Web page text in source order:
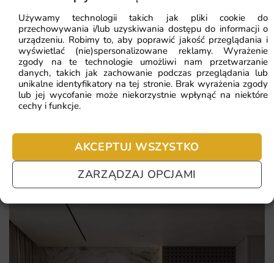
Używamy technologii takich jak pliki cookie do
przechowywania i/lub uzyskiwania dostępu do informacji o
urządzeniu. Robimy to, aby poprawić jakość przeglądania i
wyświetlać (nie)spersonalizowane reklamy. Wyrażenie
zgody na te technologie umożliwi nam przetwarzanie
danych, takich jak zachowanie podczas przeglądania lub
unikalne identyfikatory na tej stronie. Brak wyrażenia zgody
lub jej wycofanie może niekorzystnie wpłynąć na niektóre
cechy i funkcje.
AKCEPTUJ WSZYSTKO
ZARZĄDZAJ OPCJAMI
Uniwersalne wymiary pozwalają na łatwe dopasowanie do
różnych pomieszczeń.
Prosty montaż sprawia, że można szybko odmienić swoje
wnętrze.
41.93zł 64.51zł
Najniższa cena z 30 dni:41.93zł
ZOBACZ WSZYSTKIE
Najczęściej zadawane pytania
Pomagamy i doradzamy przy każdym zakupie. Ale jeżeli
nie chcesz czekać – sprawdź najczęściej zadawane pytania.